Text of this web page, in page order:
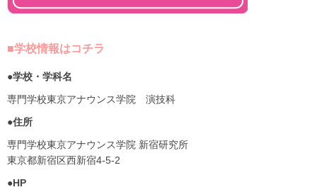
■学校情報はコチラ
●学校・学科名
専門学校東京アナウンス学院 演技科
●住所
専門学校東京アナウンス学院 新宿研究所
東京都新宿区西新宿4-5-2
●HP